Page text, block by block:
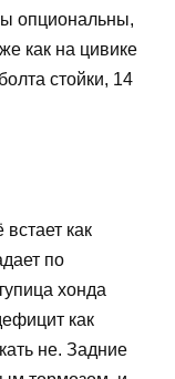
опциональны,
как на цивике
стойки, 14
как
по
хонда
как
не. Задние